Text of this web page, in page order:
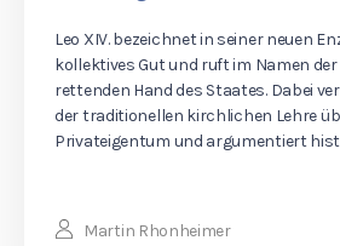
Leo XIV. bezeichnet in seiner neuen
kollektives Gut und ruft im Namen
rettenden Hand des Staates. Dabei
der traditionellen kirchlichen Lehre
Privateigentum und argumentiert
Martin Rhonheimer